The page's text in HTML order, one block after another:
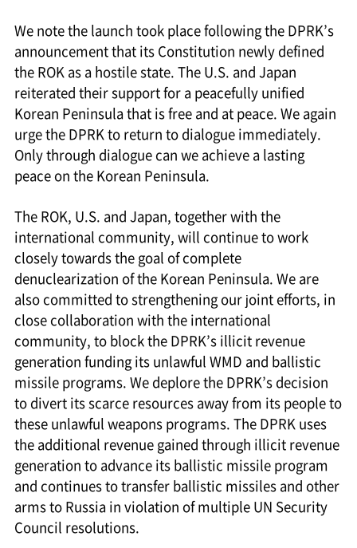
We note the launch took place following the DPRK’s
announcement that its Constitution newly defined
the ROK as a hostile state. The U.S. and Japan
reiterated their support for a peacefully unified
Korean Peninsula that is free and at peace. We again
urge the DPRK to return to dialogue immediately.
Only through dialogue can we achieve a lasting
peace on the Korean Peninsula.
The ROK, U.S. and Japan, together with the
international community, will continue to work
closely towards the goal of complete
denuclearization of the Korean Peninsula. We are
also committed to strengthening our joint efforts, in
close collaboration with the international
community, to block the DPRK’s illicit revenue
generation funding its unlawful WMD and ballistic
missile programs. We deplore the DPRK’s decision
to divert its scarce resources away from its people to
these unlawful weapons programs. The DPRK uses
the additional revenue gained through illicit revenue
generation to advance its ballistic missile program
and continues to transfer ballistic missiles and other
arms to Russia in violation of multiple UN Security
Council resolutions.